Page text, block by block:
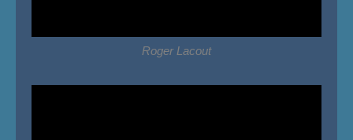
Roger Lacout